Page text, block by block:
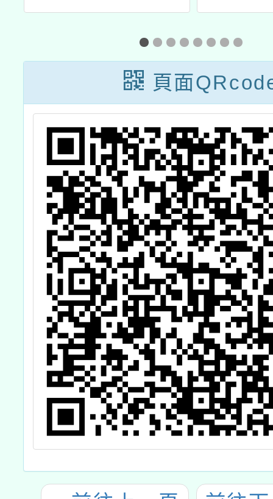
度中小學雙語教
學在職教師增能
學分班」
案」
習「
頁面